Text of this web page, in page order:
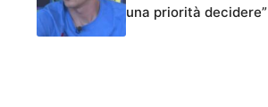
una priorità decidere”